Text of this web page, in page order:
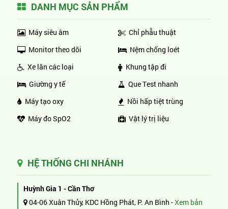
DANH MỤC SẢN PHẨM
Máy siêu âm
Monitor theo dõi
Xe lăn các loại
Giường y tế
Máy tạo oxy
Máy đo SpO2
Chỉ phẫu thuật
Nệm chống loét
Khung tập đi
Que Test nhanh
Nồi hấp tiệt trùng
Vật lý trị liệu
HỆ THỐNG CHI NHÁNH
Huỳnh Gia 1 - Cần Thơ
04-06 Xuân Thủy, KDC Hồng Phát, P. An Bình -Xem bản